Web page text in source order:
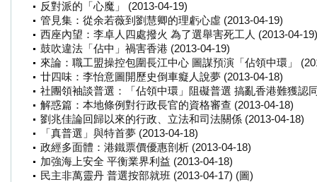
反對派的「心魔」 (2013-04-19)
管見集：從余若薇到劉慧卿的理虧心虛 (2013-04-19)
西座內望：李卓人四處撥火 為了選舉害死工人 (2013-04-19)
鼓吹違法「佔中」禍害香港 (2013-04-19)
來論：職工盟操控包圍長江中心 圖謀預演「佔領中環」
廿四味：李怡意圖開歷史倒車癡人說夢 (2013-04-18)
社團領袖談普選：「佔領中環」阻礙普選 搞亂香港難獲認
解惑篇：本地條例對行政長官的資格審查 (2013-04-18)
劉兆佳論回歸以來的行政、立法和司法關係 (2013-04-18)
「真普選」與特首夢 (2013-04-18)
政經多面體：港鐵票價優惠剖析 (2013-04-18)
加強海上安全 平衡業界利益 (2013-04-18)
民主非萬靈丹 普選按部就班 (2013-04-17) (圖)